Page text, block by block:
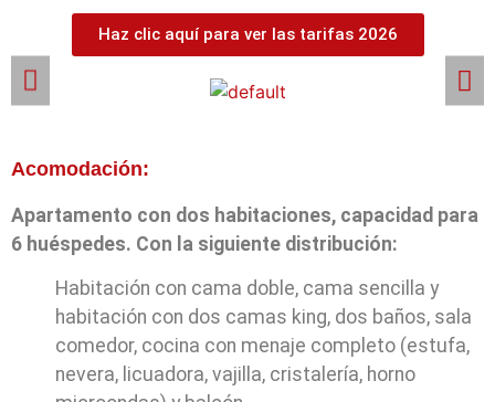
Haz clic aquí para ver las tarifas 2026
Acomodación:
Apartamento con dos habitaciones, capacidad para
6 huéspedes. Con la siguiente distribución:
Habitación con cama doble, cama sencilla y
habitación con dos camas king, dos baños, sala
comedor, cocina con menaje completo (estufa,
nevera, licuadora, vajilla, cristalería, horno